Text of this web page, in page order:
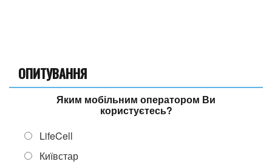
ОПИТУВАННЯ
Яким мобільним оператором Ви
користуєтесь?
LifeCell
Київстар